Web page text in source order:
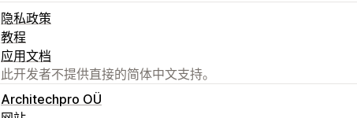
隐私政策
教程
应用文档
此开发者不提供直接的简体中文支持。
Architechpro OÜ